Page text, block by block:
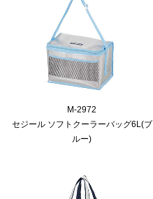
M-2972
セジール ソフトクーラーバッグ6L(ブ
ルー)